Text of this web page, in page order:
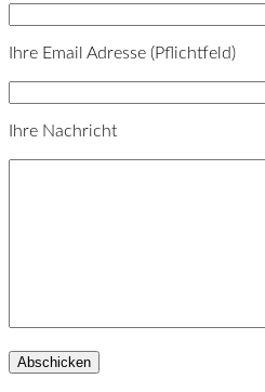
Ihre Email Adresse (Pflichtfeld)
Please leave this field empty.
Ihre Nachricht